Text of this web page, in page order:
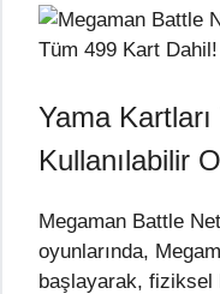
Yama
Kullanılabilir
Megaman Battle
oyunlarında,
başlayarak, fiziksel